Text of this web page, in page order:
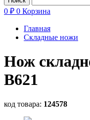
0 ₽ 0 Корзина
Главная
Складные ножи
Нож
B621
код товара: 124578